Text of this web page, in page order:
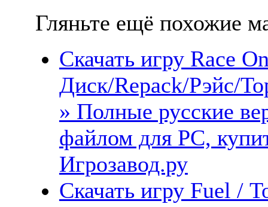
Гляньте ещё похожие
Скачать игру Race
Диск/Repack/Рэйс/
» Полные русские
файлом для PC,
Игрозавод.ру
Скачать игру Fuel /